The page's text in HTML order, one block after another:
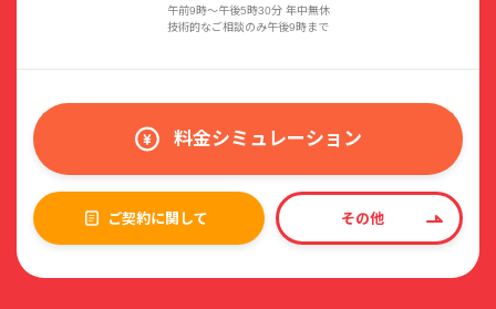
午前9時〜午後5時30分 年中無休
技術的なご相談のみ午後9時まで
料金シミュレーション
ご契約に関して その他